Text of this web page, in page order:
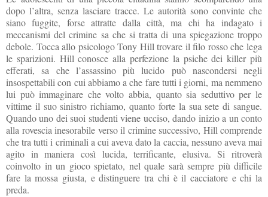
dopo l’altra, senza lasciare tracce. Le autorità sono convinte che
siano fuggite, forse attratte dalla città, ma chi ha indagato i
meccanismi del crimine sa che si tratta di una spiegazione troppo
debole. Tocca allo psicologo Tony Hill trovare il filo rosso che lega
le sparizioni. Hill conosce alla perfezione la psiche dei killer più
efferati, sa che l’assassino più lucido può nascondersi negli
insospettabili con cui abbiamo a che fare tutti i giorni, ma nemmeno
lui può immaginare che volto abbia, quanto sia seduttivo per le
vittime il suo sinistro richiamo, quanto forte la sua sete di sangue.
Quando uno dei suoi studenti viene ucciso, dando inizio a un conto
alla rovescia inesorabile verso il crimine successivo, Hill comprende
che tra tutti i criminali a cui aveva dato la caccia, nessuno aveva mai
agito in maniera così lucida, terrificante, elusiva. Si ritroverà
coinvolto in un gioco spietato, nel quale sarà sempre più difficile
fare la mossa giusta, e distinguere tra chi è il cacciatore e chi la
preda.